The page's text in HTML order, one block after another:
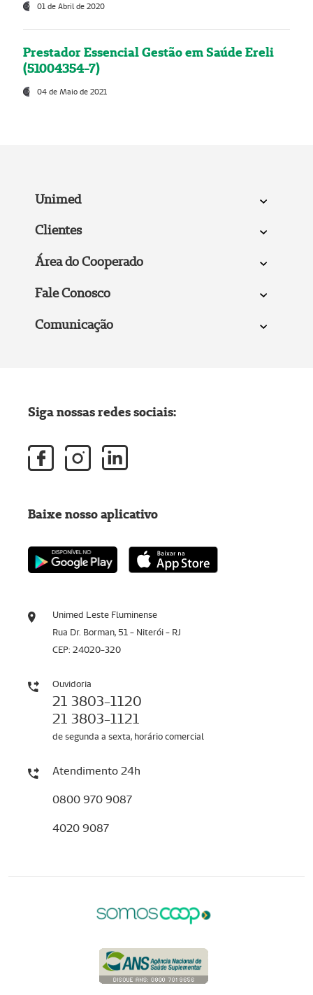
01 de Abril de 2020
Prestador Essencial Gestão em Saúde Ereli
(51004354-7)
04 de Maio de 2021
Unimed
Clientes
Área do Cooperado
Fale Conosco
Comunicação
Unimed Leste Fluminense
Rua Dr. Borman, 51 - Niterói - RJ
CEP: 24020-320
Ouvidoria
21 3803-1120
21 3803-1121
de segunda a sexta, horário comercial
Atendimento 24h
0800 970 9087
4020 9087
Siga nossas redes sociais:
Baixe nosso aplicativo